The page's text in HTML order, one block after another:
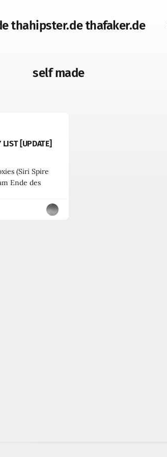
thahipster.de thafaker.de
self made
[UPDATE]
(Siri Spire
Ende des